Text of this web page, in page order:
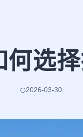
选
2026-03-30